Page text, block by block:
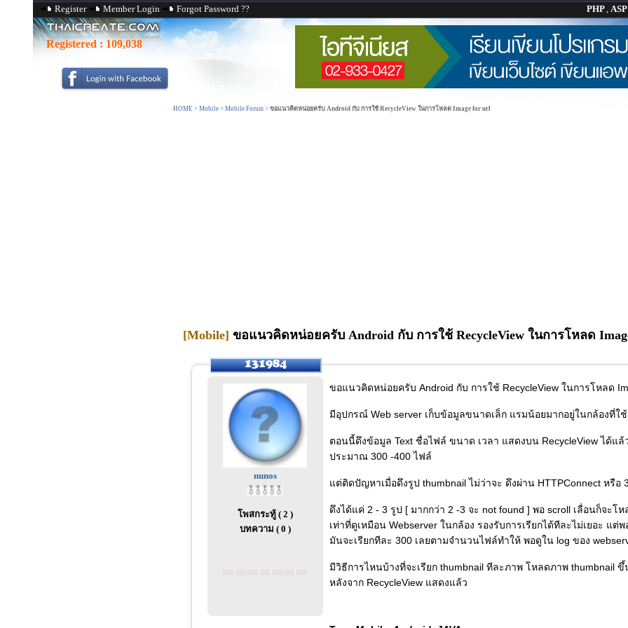
Register Member Login Forgot Password ?? PHP, ASP
Registered : 109,038
HOME > Mobile > Mobile Forum > ขอแนวคิดหน่อยครับ Android กับ การใช้ RecycleView ในการโหลด Image for url
[Mobile] ขอแนวคิดหน่อยครับ Android กับ การใช้ RecycleView ในการโหลด
nunos
โพสกระทู้ ( 2 )
บทความ ( 0 )
ขอแนวคิดหน่อยครับ Android กับ การใช้ RecycleView ในการโหลด
มีอุปกรณ์ Web server เก็บข้อมูลขนาดเล็ก แรมน้อยมากอยู่ในกล้องที่ใช้
ตอนนี้ดึงข้อมูล Text ชื่อไฟล์ ขนาด เวลา แสดงบน RecycleView ได้แ
ประมาณ 300 -400 ไฟล์
แต่ติดปัญหาเมื่อดึงรูป thumbnail ไม่ว่าจะ ดึงผ่าน HTTPConnect หรือ
ดึงได้แค่ 2 - 3 รูป [ มากกว่า 2 -3 จะ not found ] พอ scroll เลื่อนก็จะโ
เท่าที่ดูเหมือน Webserver ในกล้อง รองรับการเรียกได้ทีละไม่เยอะ แต่
มันจะเรียกทีละ 300 เลยตามจำนวนไฟล์ทำให้ พอดูใน log ของ
มีวิธีการไหนบ้างที่จะเรียก thumbnail ทีละภาพ โหลดภาพ thumbnail
หลังจาก RecycleView แสดงแล้ว